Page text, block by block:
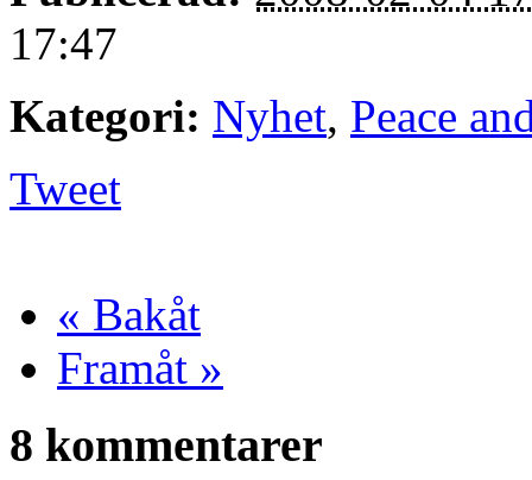
17:47
Kategori: Nyhet, Peace
Tweet
« Bakåt
Framåt »
8 kommentarer